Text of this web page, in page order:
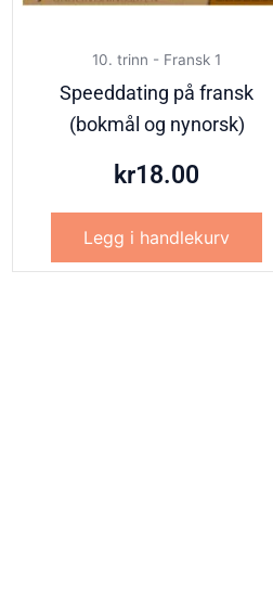
10. trinn - Fransk 1
Speeddating på fransk
(bokmål og nynorsk)
kr18.00
Legg i handlekurv